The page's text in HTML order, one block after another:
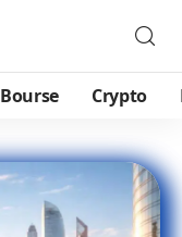
Bourse Crypto